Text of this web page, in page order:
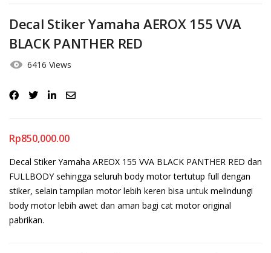
Decal Stiker Yamaha AEROX 155 VVA
BLACK PANTHER RED
6416 Views
Rp850,000.00
Decal Stiker Yamaha AREOX 155 VVA BLACK PANTHER RED dan
FULLBODY sehingga seluruh body motor tertutup full dengan
stiker, selain tampilan motor lebih keren bisa untuk melindungi
body motor lebih awet dan aman bagi cat motor original
pabrikan.